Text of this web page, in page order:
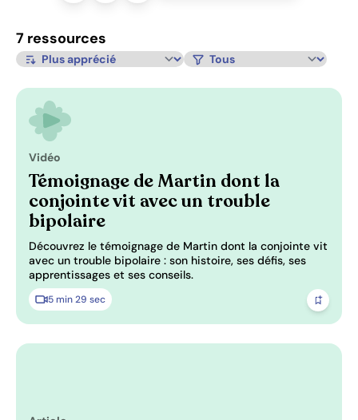
7 ressources
Trier par:
Filtrer par type de contenu:
Pertinence: 0/3
Vidéo
Témoignage de Martin dont la
conjointe vit avec un trouble
bipolaire
Découvrez le témoignage de Martin dont la conjointe vit
avec un trouble bipolaire : son histoire, ses défis, ses
apprentissages et ses conseils.
5 min 29 sec
Pertinence: 0/3